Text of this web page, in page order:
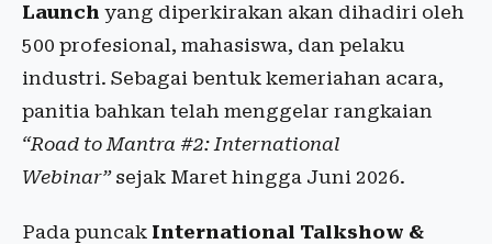
Launch yang diperkirakan akan dihadiri oleh
500 profesional, mahasiswa, dan pelaku
industri. Sebagai bentuk kemeriahan acara,
panitia bahkan telah menggelar rangkaian
“Road to Mantra #2: International
Webinar”sejak Maret hingga Juni 2026.
Pada puncak International Talkshow &